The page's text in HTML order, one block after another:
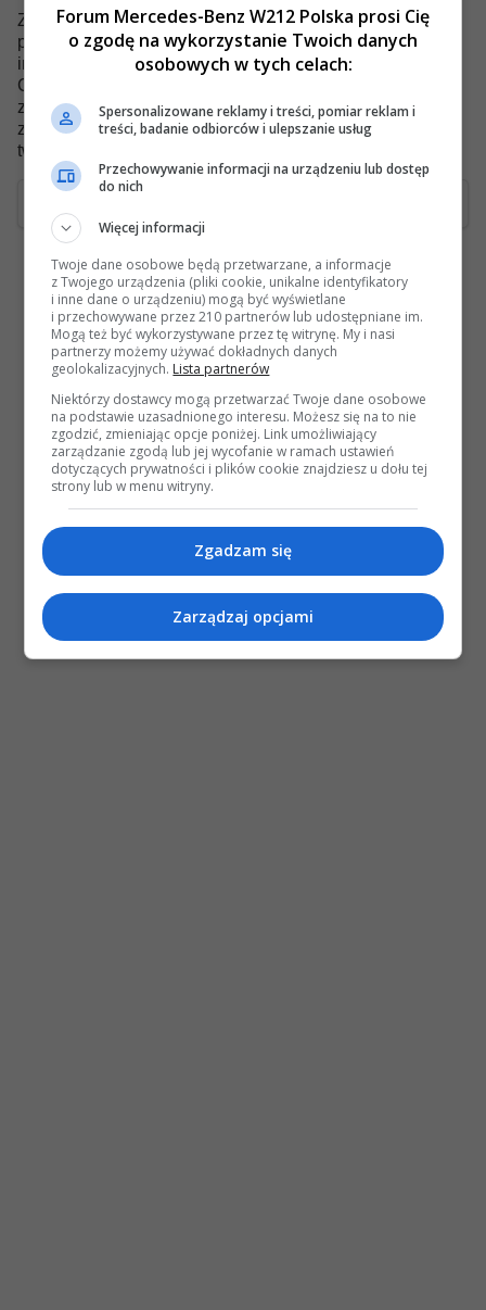
Zauważ również, że to oprogramowanie umieszcza w
przeglądarce cookie, plik tekstowy zawierający różne
informacje (takie jak Twoja nazwa użytkownika i hasło).
Cookie jest używane TYLKO do utrzymania użytkownika
zalogowanego/wylogowanego. Oprogramowanie nie
zbiera ani nie wysyła żadnych innych informacji do
twojego komputera.
Forum Mercedes-Benz W212 Polska prosi Cię
o zgodę na wykorzystanie Twoich danych
osobowych w tych celach:
Spersonalizowane reklamy i treści, pomiar reklam i
treści, badanie odbiorców i ulepszanie usług
Przechowywanie informacji na urządzeniu lub dostęp
do nich
Więcej informacji
Twoje dane osobowe będą przetwarzane, a informacje
z Twojego urządzenia (pliki cookie, unikalne identyfikatory
i inne dane o urządzeniu) mogą być wyświetlane
i przechowywane przez 210 partnerów lub udostępniane im.
Mogą też być wykorzystywane przez tę witrynę. My i nasi
partnerzy możemy używać dokładnych danych
geolokalizacyjnych. Lista partnerów
Niektórzy dostawcy mogą przetwarzać Twoje dane osobowe
na podstawie uzasadnionego interesu. Możesz się na to nie
zgodzić, zmieniając opcje poniżej. Link umożliwiający
zarządzanie zgodą lub jej wycofanie w ramach ustawień
dotyczących prywatności i plików cookie znajdziesz u dołu tej
strony lub w menu witryny.
Zgadzam się
Zarządzaj opcjami